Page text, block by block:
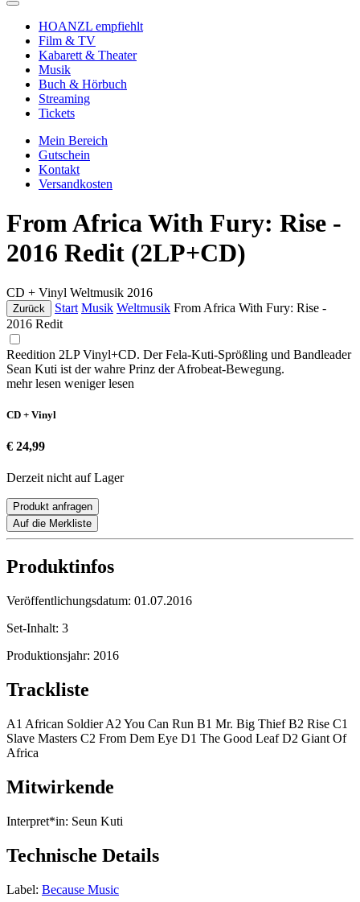
HOANZL empfiehlt
Film & TV
Kabarett & Theater
Musik
Buch & Hörbuch
Streaming
Tickets
Mein Bereich
Gutschein
Kontakt
Versandkosten
From Africa With Fury: Rise -
2016 Redit (2LP+CD)
CD + Vinyl Weltmusik 2016
Zurück Start Musik Weltmusik From Africa With Fury: Rise -
2016 Redit
Reedition 2LP Vinyl+CD. Der Fela-Kuti-Sprößling und Bandleader
Sean Kuti ist der wahre Prinz der Afrobeat-Bewegung.
mehr lesen weniger lesen
CD + Vinyl
€ 24,99
Derzeit nicht auf Lager
Produkt anfragen
Auf die Merkliste
Produktinfos
Veröffentlichungsdatum: 01.07.2016
Set-Inhalt: 3
Produktionsjahr: 2016
Trackliste
A1 African Soldier A2 You Can Run B1 Mr. Big Thief B2 Rise C1
Slave Masters C2 From Dem Eye D1 The Good Leaf D2 Giant Of
Africa
Mitwirkende
Interpret*in: Seun Kuti
Technische Details
Label: Because Music